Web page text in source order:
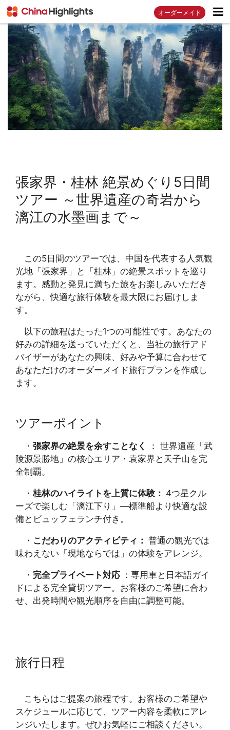
オーダーメイド
張家界・桂林 絶景めぐり5日間
ツアー ～世界遺産の奇岩から
漓江の水墨画まで～
この5日間のツアーでは、中国を代表する人気観
光地「張家界」と「桂林」の絶景スポットを巡り
ます。感動と発見に満ちた旅をお楽しみいただき
ながら、快適な旅行体験を最大限にお届けしま
す。
以下の旅程はたった1つの可能性です。あなたの
好みの詳細を送っていただくと、当社の旅行アド
バイザーがあなたの興味、好みや予算に合わせて
あなただけのオーダーメイド旅行プランを作成し
ます。
ツアーポイント
・ 張家界の絶景を余すことなく
： 世界遺産「武
陵源景勝地」の核心エリア・袁家界と天子山を完
全制覇。
・ 桂林のハイライトを上質に体験： 4つ星クル
ーズで楽しむ「漓江下り」—標準船より快適な設
備とビュッフェランチ付き。
・ こだわりのアクティビティ： 普通の観光では
味わえない「現地ならでは」の体験をアレンジ。
・ 完全プライベート対応 ：専用車と日本語ガイ
ドによる完全貸切ツアー。お客様のご希望に合わ
せ、出発時間や観光順序を自由に調整可能。
旅行日程
こちらはご提案の旅程です。お客様のご希望や
スケジュールに応じて、ツアー内容を柔軟にアレ
ンジいたします。ぜひお気軽にご相談ください。